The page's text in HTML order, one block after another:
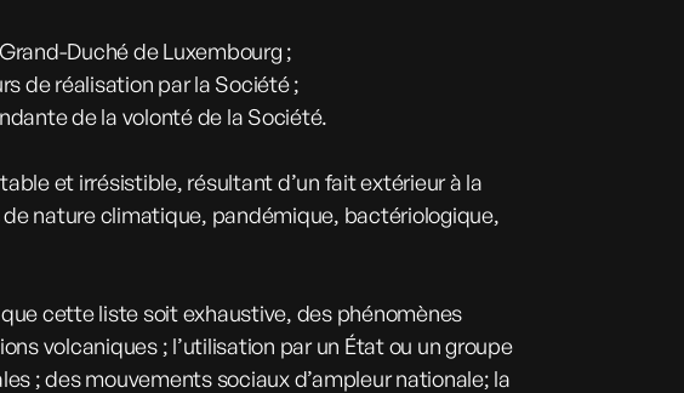
Duché de Luxembourg ;
de réalisation par la Société ;
de la volonté de la Société.
et irrésistible, résultant d’un fait extérieur à la
nature climatique, pandémique, bactériologique,
cette liste soit exhaustive, des phénomènes
volcaniques ; l’utilisation par un État ou un groupe
; des mouvements sociaux d’ampleur nationale; la